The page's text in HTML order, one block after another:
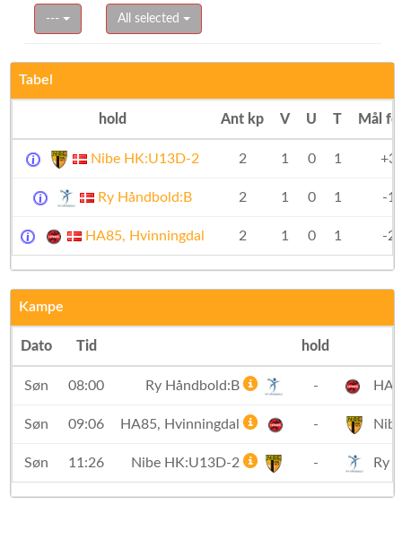
--- All selected
Tabel
hold Ant kp V U T Mål
Nibe HK:U13D-2 2 1 0 1 +3
Ry Håndbold:B 2 1 0 1 -1
HA85, Hvinningdal 2 1 0 1 -2
Kampe
Dato Tid hold
Søn 08:00 Ry Håndbold:B -
Søn 09:06 HA85, Hvinningdal -
Søn 11:26 Nibe HK:U13D-2 - Ry